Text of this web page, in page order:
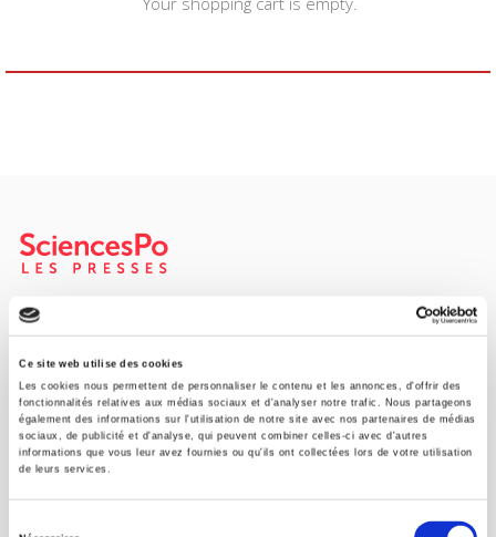
Ce site web utilise des cookies
Les cookies nous permettent de personnaliser le contenu et les annonces, d'offrir des
fonctionnalités relatives aux médias sociaux et d'analyser notre trafic. Nous partageons
également des informations sur l'utilisation de notre site avec nos partenaires de médias
sociaux, de publicité et d'analyse, qui peuvent combiner celles-ci avec d'autres
informations que vous leur avez fournies ou qu'ils ont collectées lors de votre utilisation
de leurs services.
SCIENCES PO UNIVERSITY PRESS has a threefold role: to publish
original research, to edit reference works for student use, and to
help public and political debate.
CONTACTS
FOREIGN RIGHTS
FOR BOOKSHOPS